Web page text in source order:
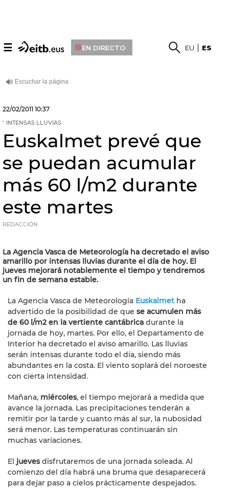
☰ EN DIRECTO EU ES
22/02/2011 10:37
INTENSAS LLUVIAS
Euskalmet prevé que
se puedan acumular
más 60 l/m2 durante
este martes
REDACCIÓN
La Agencia Vasca de Meteorología ha decretado el aviso
amarillo por intensas lluvias durante el día de hoy. El
jueves mejorará notablemente el tiempo y tendremos
un fin de semana estable.
La Agencia Vasca de Meteorología Euskalmet ha
advertido de la posibilidad de que se acumulen más
de 60 l/m2 en la vertiente cantábrica durante la
jornada de hoy, martes. Por ello, el Departamento de
Interior ha decretado el aviso amarillo. Las lluvias
serán intensas durante todo el día, siendo más
abundantes en la costa. El viento soplará del noroeste
con cierta intensidad.
Mañana, miércoles, el tiempo mejorará a medida que
avance la jornada. Las precipitaciones tenderán a
remitir por la tarde y cuanto más al sur, la nubosidad
será menor. Las temperaturas continuarán sin
muchas variaciones.
El juevesdisfrutaremos de una jornada soleada. Al
comienzo del día habrá una bruma que desaparecerá
para dejar paso a cielos prácticamente despejados.